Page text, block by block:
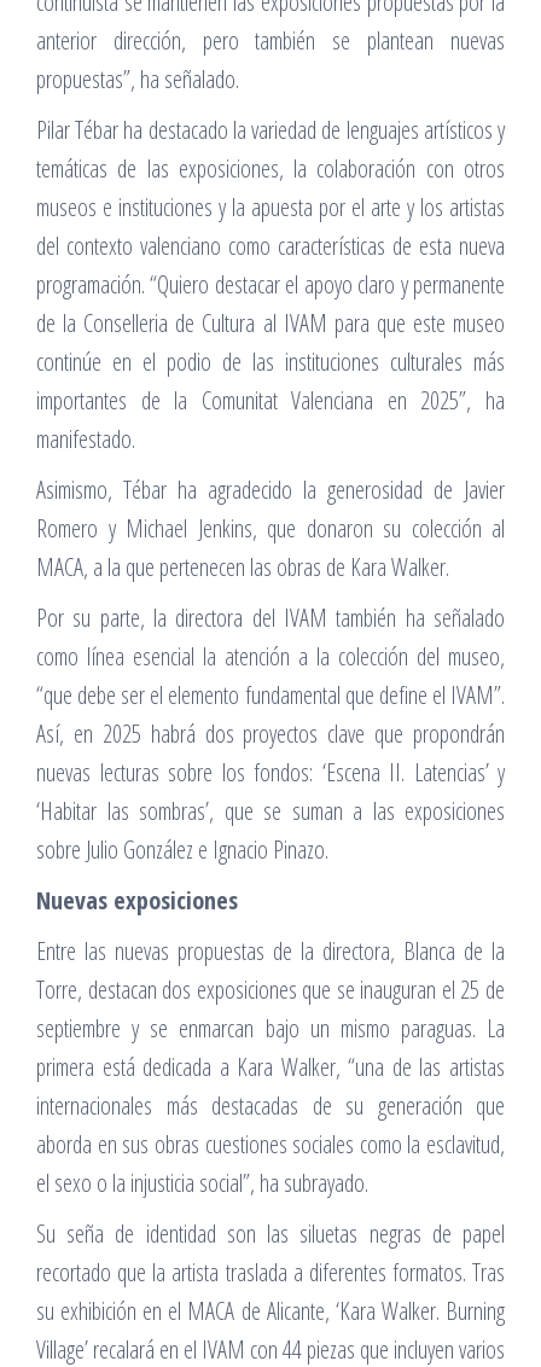
anterior dirección, pero también se plantean nuevas
propuestas”, ha señalado.
Pilar Tébar ha destacado la variedad de lenguajes artísticos y
temáticas de las exposiciones, la colaboración con otros
museos e instituciones y la apuesta por el arte y los artistas
del contexto valenciano como características de esta nueva
programación. “Quiero destacar el apoyo claro y permanente
de la Conselleria de Cultura al IVAM para que este museo
continúe en el podio de las instituciones culturales más
importantes de la Comunitat Valenciana en 2025”, ha
manifestado.
Asimismo, Tébar ha agradecido la generosidad de Javier
Romero y Michael Jenkins, que donaron su colección al
MACA, a la que pertenecen las obras de Kara Walker.
Por su parte, la directora del IVAM también ha señalado
como línea esencial la atención a la colección del museo,
“que debe ser el elemento fundamental que define el IVAM”.
Así, en 2025 habrá dos proyectos clave que propondrán
nuevas lecturas sobre los fondos: ‘Escena II. Latencias’ y
‘Habitar las sombras’, que se suman a las exposiciones
sobre Julio González e Ignacio Pinazo.
Nuevas exposiciones
Entre las nuevas propuestas de la directora, Blanca de la
Torre, destacan dos exposiciones que se inauguran el 25 de
septiembre y se enmarcan bajo un mismo paraguas. La
primera está dedicada a Kara Walker, “una de las artistas
internacionales más destacadas de su generación que
aborda en sus obras cuestiones sociales como la esclavitud,
el sexo o la injusticia social”, ha subrayado.
Su seña de identidad son las siluetas negras de papel
recortado que la artista traslada a diferentes formatos. Tras
su exhibición en el MACA de Alicante, ‘Kara Walker. Burning
Village’ recalará en el IVAM con 44 piezas que incluyen varios